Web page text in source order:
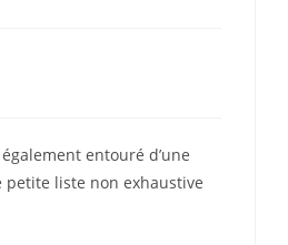
entouré d’une
liste non exhaustive